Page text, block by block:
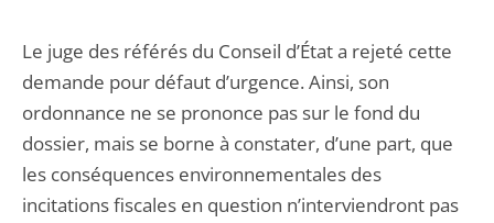
Le juge des référés du Conseil d’État a rejeté cette
demande pour défaut d’urgence. Ainsi, son
ordonnance ne se prononce pas sur le fond du
dossier, mais se borne à constater, d’une part, que
les conséquences environnementales des
incitations fiscales en question n’interviendront pas